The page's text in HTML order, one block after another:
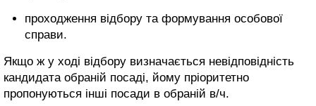
проходження відбору та формування особової
справи.
Якщо ж у ході відбору визначається невідповідність
кандидата обраній посаді, йому пріоритетно
пропонуються інші посади в обраній в/ч.